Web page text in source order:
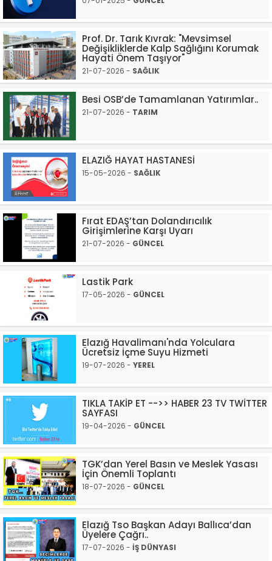
Prof. Dr. Tarık Kıvrak: "Mevsimsel
Değişikliklerde Kalp Sağlığını Korumak
Hayati Önem Taşıyor"
21-07-2026 - SAĞLIK
Besi OSB’de Tamamlanan Yatırımlar..
21-07-2026 - TARIM
ELAZIĞ HAYAT HASTANESİ
15-05-2026 - SAĞLIK
Fırat EDAŞ’tan Dolandırıcılık
Girişimlerine Karşı Uyarı
21-07-2026 - GÜNCEL
Lastik Park
17-05-2026 - GÜNCEL
Elazığ Havalimanı'nda Yolculara
Ücretsiz İçme Suyu Hizmeti
19-07-2026 - YEREL
TIKLA TAKİP ET -->> HABER 23 TV TWİTTER
SAYFASI
19-04-2026 - GÜNCEL
TGK’dan Yerel Basın ve Meslek Yasası
İçin Önemli Toplantı
18-07-2026 - GÜNCEL
Elazığ Tso Başkan Adayı Ballıca’dan
Üyelere Çağrı..
17-07-2026 - İŞ DÜNYASI